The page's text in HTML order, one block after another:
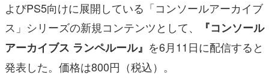
アプリレビュー
その他
電ファミニコゲーマーとは？
よびPS5向けに展開している「コンソールアーカイブ
ス」シリーズの新規コンテンツとして、
『コンソール
アーカイブス ランペルール』 を6月11日に配信すると
発表した。価格は800円（税込）。